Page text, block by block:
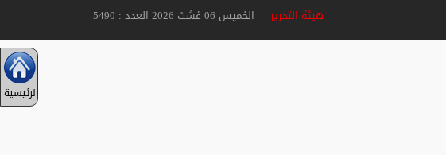
هيئة التحريرالخميس 06 غشت 2026 العدد : 5490
الرئيسية